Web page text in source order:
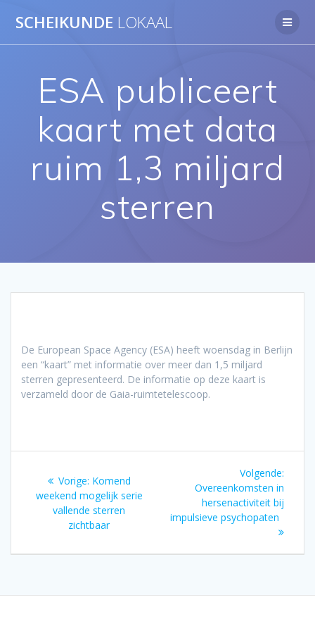
naar
SCHEIKUNDE LOKAAL
ESA publiceert
kaart met data
ruim 1,3 miljard
sterren
De European Space Agency (ESA) heeft woensdag in Berlijn
een “kaart” met informatie over meer dan 1,5 miljard
sterren gepresenteerd. De informatie op deze kaart is
verzameld door de Gaia-ruimtetelescoop.
navigatie
Vorige: Vorig
bericht:
Komend
weekend mogelijk serie
vallende sterren
zichtbaar
Volgende:
Overeenkomsten in
hersenactiviteit bij
impulsieve psychopaten